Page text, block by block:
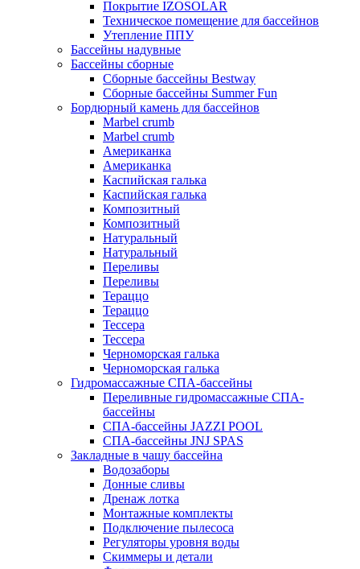
Покрытие IZOSOLAR
Техническое помещение для бассейнов
Утепление ППУ
Бассейны надувные
Бассейны сборные
Сборные бассейны Bestway
Сборные бассейны Summer Fun
Бордюрный камень для бассейнов
Marbel crumb
Marbel crumb
Американка
Американка
Каспийская галька
Каспийская галька
Композитный
Композитный
Натуральный
Натуральный
Переливы
Переливы
Тераццо
Тераццо
Тессера
Тессера
Черноморская галька
Черноморская галька
Гидромассажные СПА-бассейны
Переливные гидромассажные СПА-
бассейны
СПА-бассейны JAZZI POOL
СПА-бассейны JNJ SPAS
Закладные в чашу бассейна
Водозаборы
Донные сливы
Дренаж лотка
Монтажные комплекты
Подключение пылесоса
Регуляторы уровня воды
Скиммеры и детали